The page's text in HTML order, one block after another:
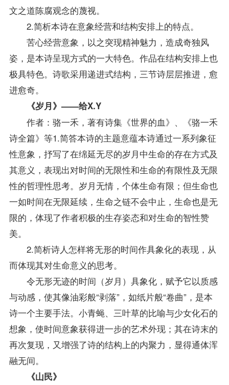
文之道陈腐观念的蔑视。
2.简析本诗在意象经营和结构安排上的特点。
苦心经营意象，以之突现精神魅力，造成奇独风
姿，是本诗呈现方式的一大特色。作品在结构安排上也
极具特色。诗歌采用递进式结构，三节诗层层推进，愈
进愈奇。
《岁月》——给X.Y
作者：骆一禾，著有诗集《世界的血》、《骆一禾
诗全篇》等1.简答本诗的主题意蕴本诗通过一系列象征
性意象，抒写了在绵延无尽的岁月中生命的存在方式及
其意义，表现出对时间的无限性和生命的有限性及无限
性的哲理性思考。岁月无情，个体生命有限；但生命也
一如时间在无限延续，生命之链不会中止，生命也是无
限的，体现了作者积极的生存姿态和对生命的智性赞
美。
2.简析诗人怎样将无形的时间作具象化的表现，从
而体现其对生命意义的思考。
令无形无迹的时间（岁月）具象化，赋予它以质感
与动感，使其像油彩般“剥落”，如纸片般“卷曲”，是本
诗一个主要手法。小青蝇、三叶草的比喻与少女化石的
想象，使时间意象获得进一步的艺术外现；其在诗末的
再次复现，又增强了诗的结构上的内聚力，显得通体浑
融无间。
《山民》